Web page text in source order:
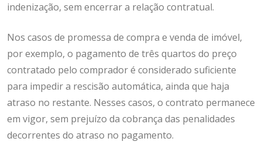
indenização, sem encerrar a relação contratual.
Nos casos de promessa de compra e venda de imóvel,
por exemplo, o pagamento de três quartos do preço
contratado pelo comprador é considerado suficiente
para impedir a rescisão automática, ainda que haja
atraso no restante. Nesses casos, o contrato permanece
em vigor, sem prejuízo da cobrança das penalidades
decorrentes do atraso no pagamento.